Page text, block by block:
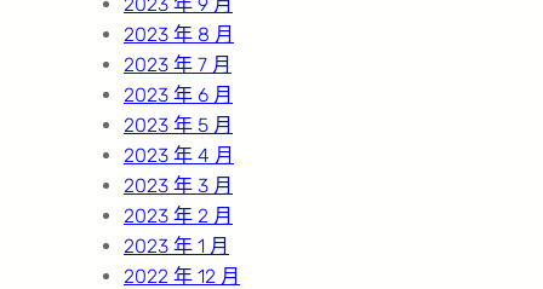
2023 年 8 月
2023 年 7 月
2023 年 6 月
2023 年 5 月
2023 年 4 月
2023 年 3 月
2023 年 2 月
2023 年 1 月
2022 年 12 月